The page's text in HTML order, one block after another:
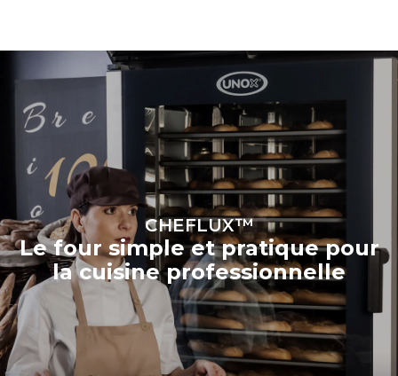
CHEFLUX™
Le four simple et pratique pour
la cuisine professionnelle